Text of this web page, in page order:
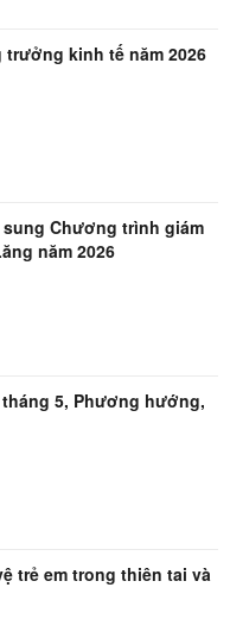
trưởng kinh tế năm 2026
sung Chương trình giám
năm 2026
5, Phương hướng,
trẻ em trong thiên tai và